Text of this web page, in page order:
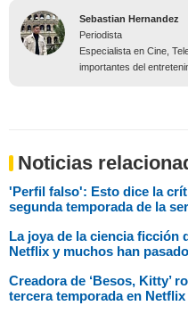
Sebastian Hernandez
Periodista
Especialista en Cine,
importantes del
Noticias
'Perfil falso': Esto dice la
segunda temporada de la
La joya de la ciencia ficción
Netflix y muchos han
Creadora de ‘Besos, Kitty’
tercera temporada en Netflix